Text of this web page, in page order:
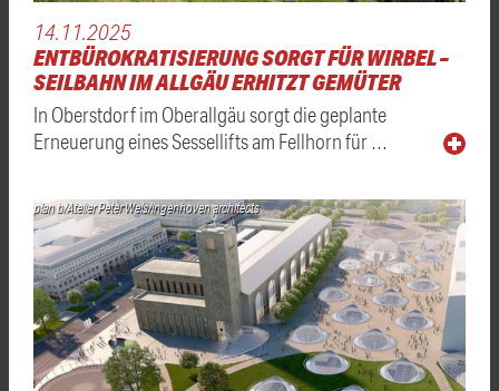
14.11.2025
ENTBÜROKRATISIERUNG SORGT FÜR WIRBEL –
SEILBAHN IM ALLGÄU ERHITZT GEMÜTER
In Oberstdorf im Oberallgäu sorgt die geplante
Erneuerung eines Sessellifts am Fellhorn für …
plan b/Atelier Peter Wels/ingenhoven architects